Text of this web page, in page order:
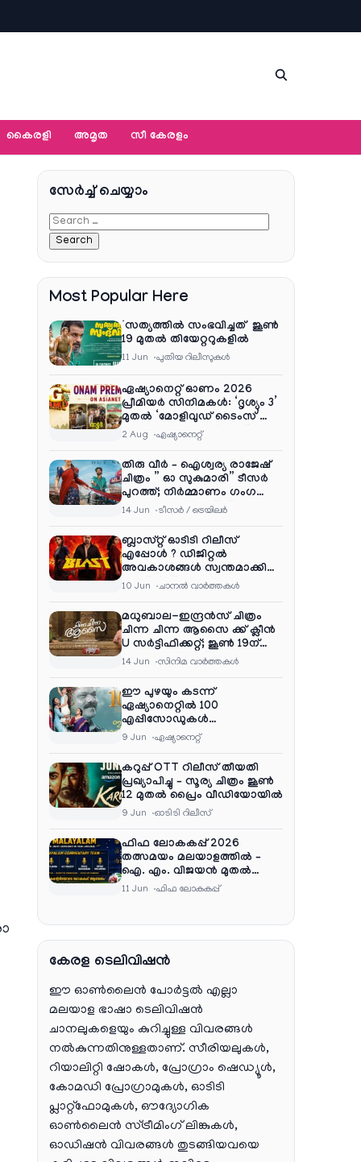
കൈരളി അമൃത സീ കേരളം
സേര്‍ച്ച്‌ ചെയ്യാം
Most Popular Here
‘സത്യത്തിൽ സംഭവിച്ചത്’ ജൂൺ
19 മുതൽ തിയേറ്ററുകളിൽ
11 Jun പുതിയ റിലീസുകള്‍
ഏഷ്യാനെറ്റ് ഓണം 2026
പ്രീമിയർ സിനിമകൾ: ‘ദൃശ്യം 3’
മുതൽ ‘മോളിവുഡ് ടൈംസ്’
വരെ ആഘോഷ വിരുന്ന്
2 Aug ഏഷ്യാനെറ്റ്‌
തിരു വീർ – ഐശ്വര്യ രാജേഷ്
ചിത്രം ” ഓ സുകുമാരി” ടീസർ
പുറത്ത്; നിർമ്മാണം ഗംഗ
എന്റർടൈൻമെന്റ്‌സ്
14 Jun ടീസര്‍ / ട്രെയിലര്‍
ബ്ലാസ്റ്റ് ഓടിടി റിലീസ്
എപ്പോൾ ? ഡിജിറ്റൽ
അവകാശങ്ങൾ സ്വന്തമാക്കി
നെറ്റ്ഫ്ലിക്സ്
10 Jun ചാനല്‍ വാര്‍ത്തകള്‍
മധുബാല-ഇന്ദ്രൻസ് ചിത്രം
ചിന്ന ചിന്ന ആസൈ ക്ക് ക്ലീൻ
U സർട്ടിഫിക്കറ്റ്; ജൂൺ 19ന്
ആഗോള റിലീസ്
14 Jun സിനിമ വാര്‍ത്തകള്‍
ഈ പുഴയും കടന്ന്
ഏഷ്യാനെറ്റിൽ 100
എപ്പിസോഡുകൾ
പൂർത്തിയാക്കി , സംപ്രേഷണം
രാത്രി 9:30 ന്
9 Jun ഏഷ്യാനെറ്റ്‌
കറുപ്പ് OTT റിലീസ് തീയതി
പ്രഖ്യാപിച്ചു – സൂര്യ ചിത്രം ജൂൺ
12 മുതൽ പ്രൈം വീഡിയോയിൽ
9 Jun ഓടിടി റിലീസ്
ഫിഫ ലോകകപ്പ് 2026
തത്സമയം മലയാളത്തിൽ –
ഐ. എം. വിജയൻ മുതൽ
ഷൈജു ദാമോദരൻ വരെ
11 Jun ഫിഫ ലോകകപ്പ്
കേരള ടെലിവിഷൻ
ഈ ഓൺലൈൻ പോർട്ടൽ എല്ലാ
മലയാള ഭാഷാ ടെലിവിഷൻ
ചാനലുകളെയും കുറിച്ചുള്ള വിവരങ്ങൾ
നൽകുന്നതിനുള്ളതാണ്. സീരിയലുകൾ,
റിയാലിറ്റി ഷോകൾ, പ്രോഗ്രാം ഷെഡ്യൂൾ,
കോമഡി പ്രോഗ്രാമുകൾ, ഓടിടി
പ്ലാറ്റ്‌ഫോമുകൾ, ഔദ്യോഗിക
ഓൺലൈൻ സ്ട്രീമിംഗ് ലിങ്കുകൾ,
ഓഡിഷൻ വിവരങ്ങൾ തുടങ്ങിയവയെ